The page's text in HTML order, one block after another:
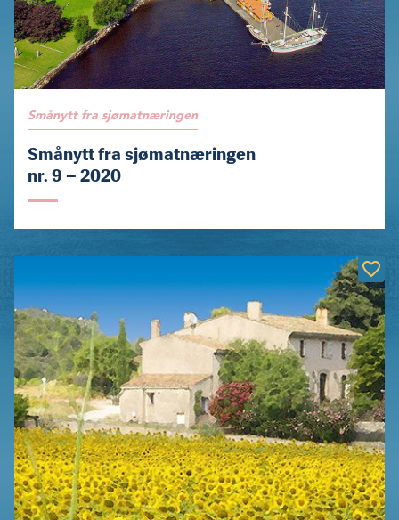
Smånytt fra sjømatnæringen
Smånytt fra sjømatnæringen
nr. 9 – 2020